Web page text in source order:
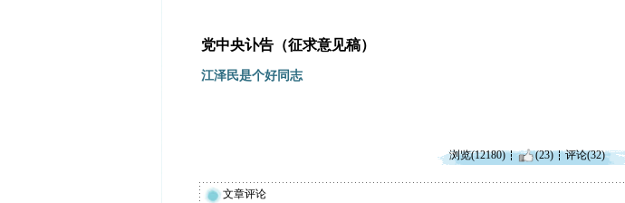
党中央讣告（征求意见稿）
江泽民是个好同志
浏览(12180) (23) 评论(32)
文章评论